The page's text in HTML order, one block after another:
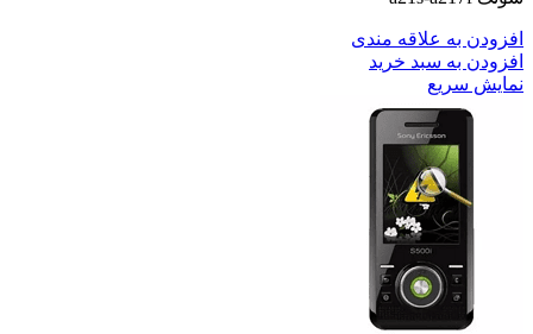
افزودن به علاقه مندی
افزودن به سبد خرید
نمایش سریع